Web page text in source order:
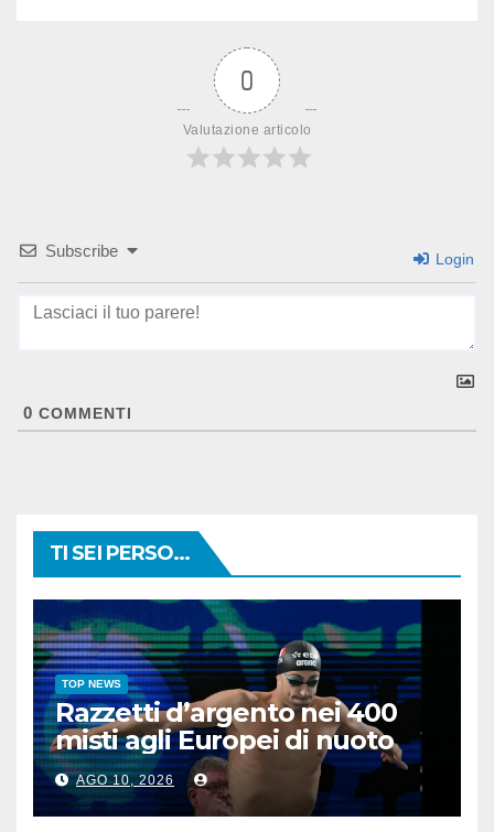
0
Valutazione articolo
Subscribe Login
0 COMMENTI
TI SEI PERSO...
TOP NEWS
Razzetti d’argento nei 400
misti agli Europei di nuoto
AGO 10, 2026